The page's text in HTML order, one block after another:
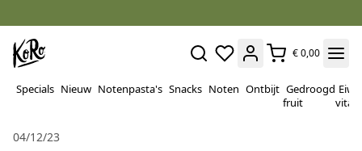
€ 0,00
Specials Nieuw Notenpasta's Snacks Noten Ontbijt Gedroogd
fruit
04/12/23